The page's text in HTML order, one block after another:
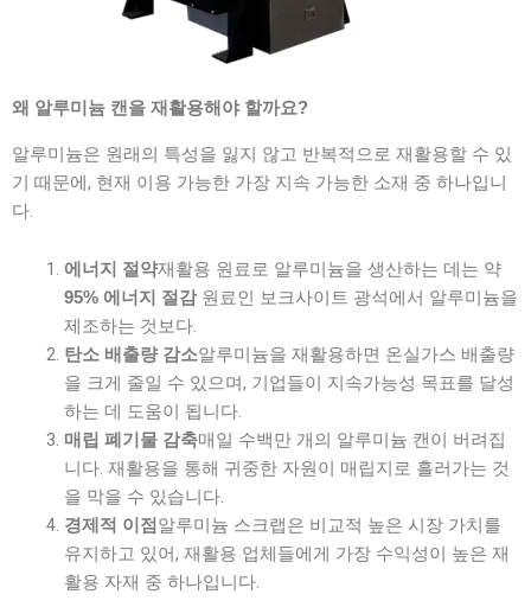
왜 알루미늄 캔을 재활용해야 할까요?
알루미늄은 원래의 특성을 잃지 않고 반복적으로 재활용할 수 있
기 때문에, 현재 이용 가능한 가장 지속 가능한 소재 중 하나입니
다.
에너지 절약재활용 원료로 알루미늄을 생산하는 데는 약
95% 에너지 절감원료인 보크사이트 광석에서 알루미늄을
제조하는 것보다.
탄소 배출량 감소알루미늄을 재활용하면 온실가스 배출량
을 크게 줄일 수 있으며, 기업들이 지속가능성 목표를 달성
하는 데 도움이 됩니다.
매립 폐기물 감축매일 수백만 개의 알루미늄 캔이 버려집
니다. 재활용을 통해 귀중한 자원이 매립지로 흘러가는 것
을 막을 수 있습니다.
경제적 이점 알루미늄 스크랩은 비교적 높은 시장 가치를
유지하고 있어, 재활용 업체들에게 가장 수익성이 높은 재
활용 자재 중 하나입니다.